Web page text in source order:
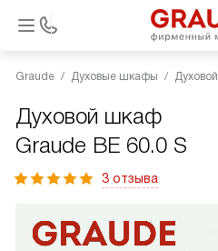
Graude Духовые шкафы
Духовой шкаф
Graude BE 60.0 S
3 отзыва